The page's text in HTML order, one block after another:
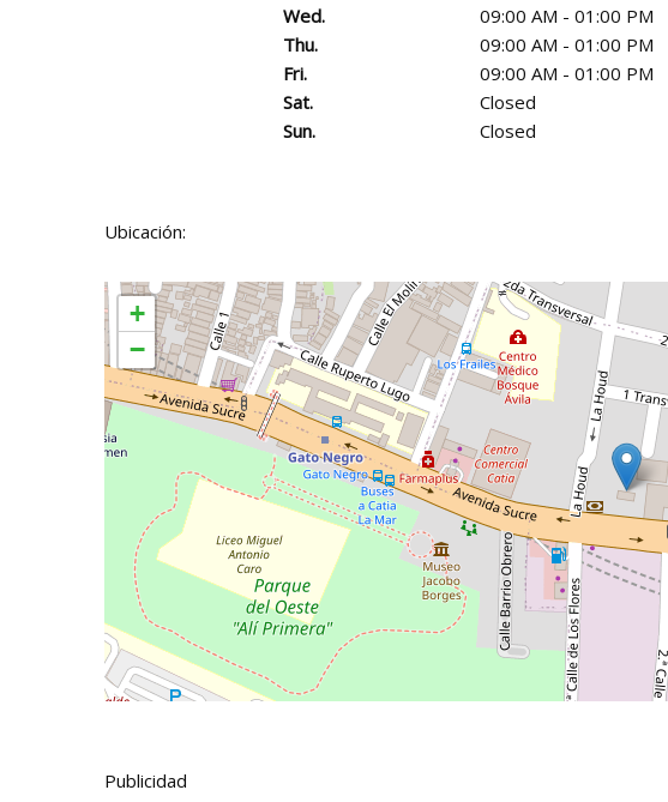
Wed.
09:00 AM - 01:00 PM
Thu.
09:00 AM - 01:00 PM
Fri.
09:00 AM - 01:00 PM
Sat.
Closed
Sun.
Closed
Ubicación:
+
−
Publicidad